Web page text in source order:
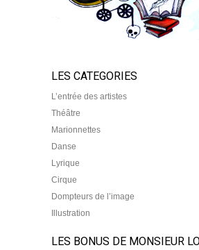
LES CATEGORIES
L’entrée des artistes
Théâtre
Marionnettes
Danse
Lyrique
Cirque
Dompteurs de l’image
Illustration
LES BONUS DE MONSIEUR